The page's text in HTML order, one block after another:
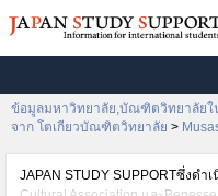
ข้อมูลมหาวิทยาลัย,บัณฑิตวิทยาลัยใ
จาก โตเกียวบัณฑิตวิทยาลัย >
JAPAN STUDY SUPPORTซึ่งดำ